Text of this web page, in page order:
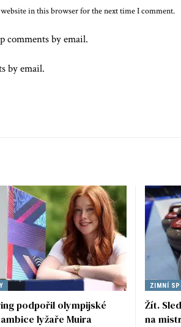
in this browser for the next time I comment.
comments by email.
by email.
podpořil olympijské
lyžaře Muira
ZIMNÍ
Žít.
na